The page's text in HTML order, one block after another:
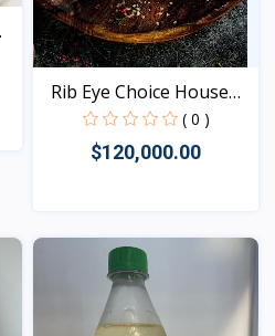
Rib Eye Choice House
( 0 )
$120,000.00
Vista